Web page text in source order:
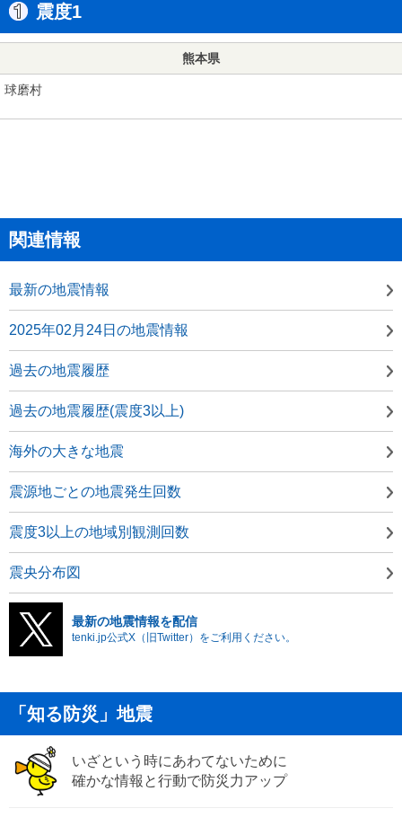
震度1
熊本県
球磨村
関連情報
最新の地震情報
2025年02月24日の地震情報
過去の地震履歴
過去の地震履歴(震度3以上)
海外の大きな地震
震源地ごとの地震発生回数
震度3以上の地域別観測回数
震央分布図
最新の地震情報を配信
tenki.jp公式X（旧Twitter）をご利用ください。
「知る防災」地震
いざという時にあわてないために
確かな情報と行動で防災力アップ